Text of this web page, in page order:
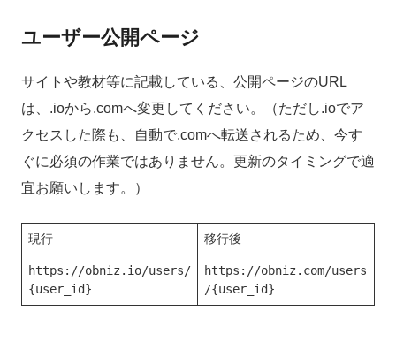
ユーザー公開ページ
サイトや教材等に記載している、公開ページのURL
は、.ioから.comへ変更してください。（ただし.ioでア
クセスした際も、自動で.comへ転送されるため、今す
ぐに必須の作業ではありません。更新のタイミングで適
宜お願いします。）
現行 移行後
https://obniz.io/users/
{user_id}
https://obniz.com/users
/{user_id}